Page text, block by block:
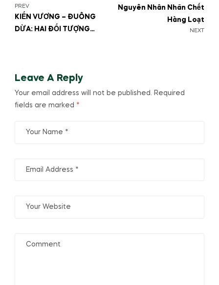
PREV
KIẾN VƯƠNG – ĐUÔNG
DỪA: HAI ĐỐI TƯỢNG
NEXT
Nguyên Nhân Nhãn Chết
Hàng Loạt
Leave A Reply
Your email address will not be published. Required
fields are marked *